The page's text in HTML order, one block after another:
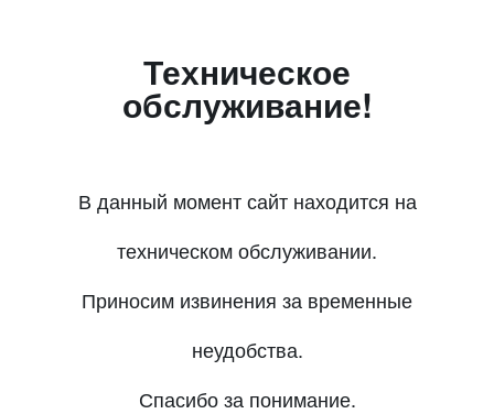
Техническое
обслуживание!
В данный момент сайт находится на
техническом обслуживании.
Приносим извинения за временные
неудобства.
Спасибо за понимание.